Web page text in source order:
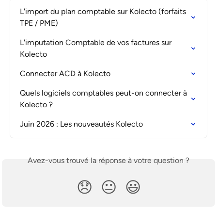
L'import du plan comptable sur Kolecto (forfaits
TPE / PME)
L'imputation Comptable de vos factures sur
Kolecto
Connecter ACD à Kolecto
Quels logiciels comptables peut-on connecter à
Kolecto ?
Juin 2026 : Les nouveautés Kolecto
Avez-vous trouvé la réponse à votre question ?
😞 😐 😃